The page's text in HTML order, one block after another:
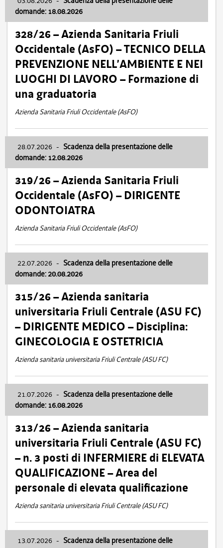
domande: 18.08.2026
328/26 – Azienda Sanitaria Friuli
Occidentale (AsFO) – TECNICO DELLA
PREVENZIONE NELL’AMBIENTE E NEI
LUOGHI DI LAVORO – Formazione di
una graduatoria
Azienda Sanitaria Friuli Occidentale (AsFO)
28.07.2026 - Scadenza della presentazione delle
domande: 12.08.2026
319/26 – Azienda Sanitaria Friuli
Occidentale (AsFO) – DIRIGENTE
ODONTOIATRA
Azienda Sanitaria Friuli Occidentale (AsFO)
22.07.2026 - Scadenza della presentazione delle
domande: 20.08.2026
315/26 – Azienda sanitaria
universitaria Friuli Centrale (ASU FC)
– DIRIGENTE MEDICO – Disciplina:
GINECOLOGIA E OSTETRICIA
Azienda sanitaria universitaria Friuli Centrale (ASU FC)
21.07.2026 - Scadenza della presentazione delle
domande: 16.08.2026
313/26 – Azienda sanitaria
universitaria Friuli Centrale (ASU FC)
– n. 3 posti di INFERMIERE di ELEVATA
QUALIFICAZIONE – Area del
personale di elevata qualificazione
Azienda sanitaria universitaria Friuli Centrale (ASU FC)
13.07.2026 - Scadenza della presentazione delle